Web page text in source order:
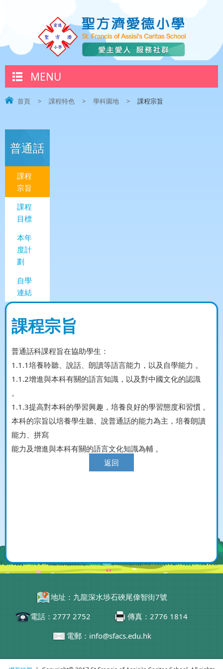
MENU
首頁 > 課程特色 > 學科園地 > 課程宗旨
普通話
課程
宗旨
課程
目標
本年
度計
劃
自學
連結
課程宗旨
普通話科課程旨在協助學生：
1.1.1培養聆聽、說話、朗讀等語言能力，以及自學能力 。
1.1.2增進與本科有關的語言知識，以及對中國文化的認識
。
1.1.3提高對本科的學習興趣，培養良好的學習態度和習慣 。
本科的宗旨以培養學生聽、說普通話的能力為主，培養朗讀
能力、拼寫
能力及增進與本科有關的語言文化知識為輔 。
返回
地址：九龍深水埗石硤尾偉智街7號
電話：2777 2752
傳真：2776 1814
電郵：info@sfacs.edu.hk